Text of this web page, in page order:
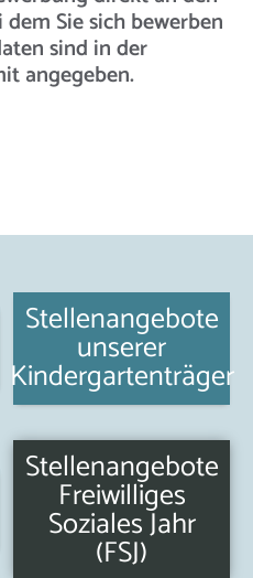
Sie sich bewerben
sind in der
angegeben.
Stellenangebote
unserer
Kindergartenträger
Stellenangebote
Freiwilliges
Soziales Jahr
(FSJ)